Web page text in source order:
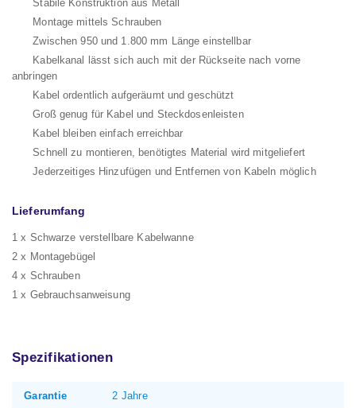
Stabile Konstruktion aus Metall
Montage mittels Schrauben
Zwischen 950 und 1.800 mm Länge einstellbar
Kabelkanal lässt sich auch mit der Rückseite nach vorne
anbringen
Kabel ordentlich aufgeräumt und geschützt
Groß genug für Kabel und Steckdosenleisten
Kabel bleiben einfach erreichbar
Schnell zu montieren, benötigtes Material wird mitgeliefert
Jederzeitiges Hinzufügen und Entfernen von Kabeln möglich
Lieferumfang
1 x Schwarze verstellbare Kabelwanne
2 x Montagebügel
4 x Schrauben
1 x Gebrauchsanweisung
Spezifikationen
Garantie 2 Jahre